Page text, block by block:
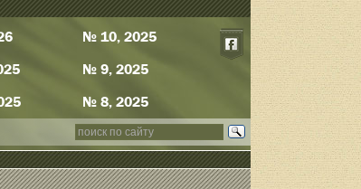
№ 10, 2025
№ 9, 2025
№ 8, 2025